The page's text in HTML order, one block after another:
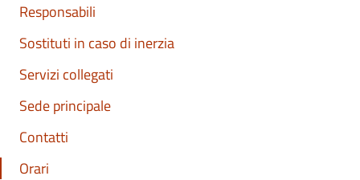
Responsabili
Sostituti in caso di inerzia
Servizi collegati
Sede principale
Contatti
Orari